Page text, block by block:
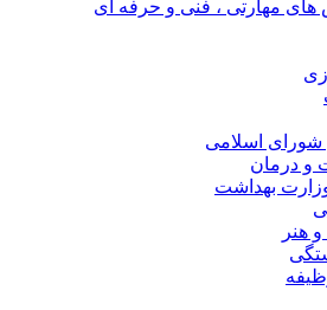
های مهارتی ، فنی و حرفه ای
اسلامی
و درمان
بهداشت
هنر